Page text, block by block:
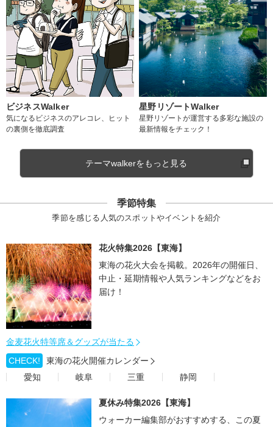
ビジネスWalker
気になるビジネスのアレコレ、ヒット
の裏側を徹底調査
星野リゾートWalker
星野リゾートが運営する多彩な施設の
最新情報をチェック！
テーマwalkerをもっと見る
季節特集
季節を感じる人気のスポットやイベントを紹介
花火特集2026【東海】
東海の花火大会を掲載。2026年の開催日、
中止・延期情報や人気ランキングなどをお
届け！
金麦花火特等席＆グッズが当たる
CHECK!
東海の花火開催カレンダー
愛知
岐阜 三重 静岡
夏休み特集2026【東海】
ウォーカー編集部がおすすめする、この夏